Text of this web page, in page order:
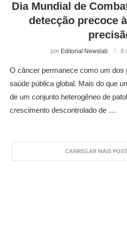
Dia Mundial de
detecção precoce
por Editorial Newslab 8
O câncer permanece como um dos
saúde pública global. Mais do que
de um conjunto heterogêneo de
crescimento descontrolado de …
CARREGAR MAIS